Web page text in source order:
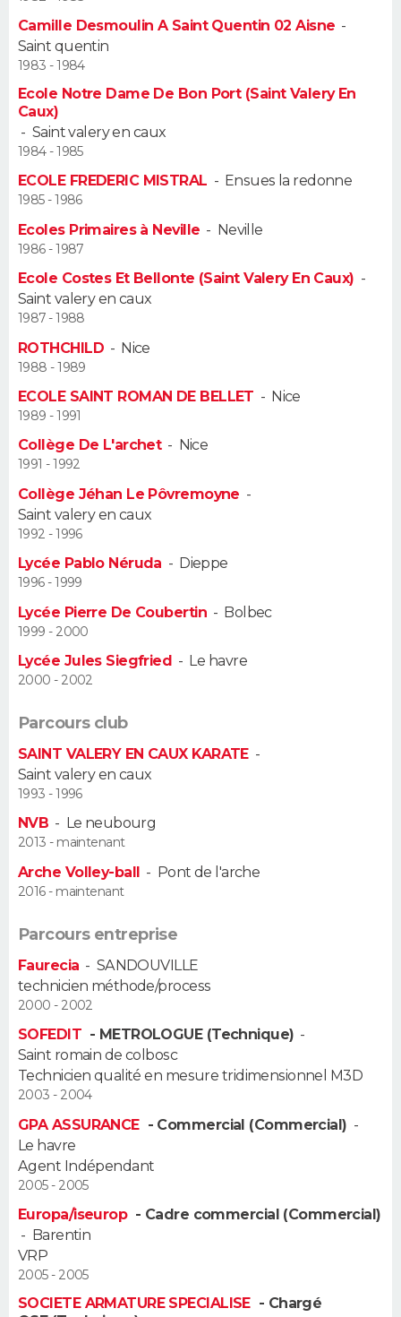
Alimentation
Guide de la santé
Maladies
Médicaments
Sommeil
VOYAGE
GUIDES D'ACHAT
CARTE DE VOEUX
Carte de Noël
Carte Bonne année
Carte Saint-Valentin
Carte Pâques
Carte d'anniversaire
DICTIONNAIRE
Dictionnaire
Biographies
Citations
Expressions
Proverbes
PROGRAMME TV
S'inscrire
Se connecter
Lycées
Collèges
Primaires
Universités
Entreprises
Service militaire
Avis de recherche
AVIS DE DÉCÈS
FORUM
Bricolage
Lifestyle
Culture
Sport
Auto
Television
Voyage
Cinema
Camille Desmoulin A Saint Quentin 02 Aisne -
Saint quentin
1983 - 1984
Ecole Notre Dame De Bon Port (Saint Valery En
Caux)
- Saint valery en caux
1984 - 1985
ECOLE FREDERIC MISTRAL - Ensues la redonne
1985 - 1986
Ecoles Primaires à Neville - Neville
1986 - 1987
Ecole Costes Et Bellonte (Saint Valery En Caux) -
Saint valery en caux
1987 - 1988
ROTHCHILD- Nice
1988 - 1989
ECOLE SAINT ROMAN DE BELLET - Nice
1989 - 1991
Collège De L'archet- Nice
1991 - 1992
Collège Jéhan Le Pôvremoyne -
Saint valery en caux
1992 - 1996
Lycée Pablo Néruda - Dieppe
1996 - 1999
Lycée Pierre De Coubertin - Bolbec
1999 - 2000
Lycée Jules Siegfried - Le havre
2000 - 2002
Parcours club
SAINT VALERY EN CAUX KARATE-
Saint valery en caux
1993 - 1996
NVB - Le neubourg
2013 - maintenant
Arche Volley-ball - Pont de l'arche
2016 - maintenant
Parcours entreprise
Faurecia - SANDOUVILLE
technicien méthode/process
2000 - 2002
SOFEDIT - METROLOGUE (Technique) -
Saint romain de colbosc
Technicien qualité en mesure tridimensionnel M3D
2003 - 2004
GPA ASSURANCE - Commercial (Commercial) -
Le havre
Agent Indépendant
2005 - 2005
Europa/iseurop - Cadre commercial (Commercial)
- Barentin
VRP
2005 - 2005
SOCIETE ARMATURE SPECIALISE - Chargé